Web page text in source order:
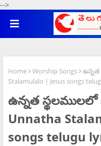
-->
Home Worship Songs
Stalamulalo | Jesus songs
ఉన్నత
Unnatha
songs telugu